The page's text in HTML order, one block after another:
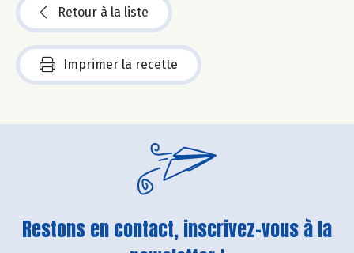
Retour à la liste
Imprimer la recette
Restons en contact, inscrivez-vous à la